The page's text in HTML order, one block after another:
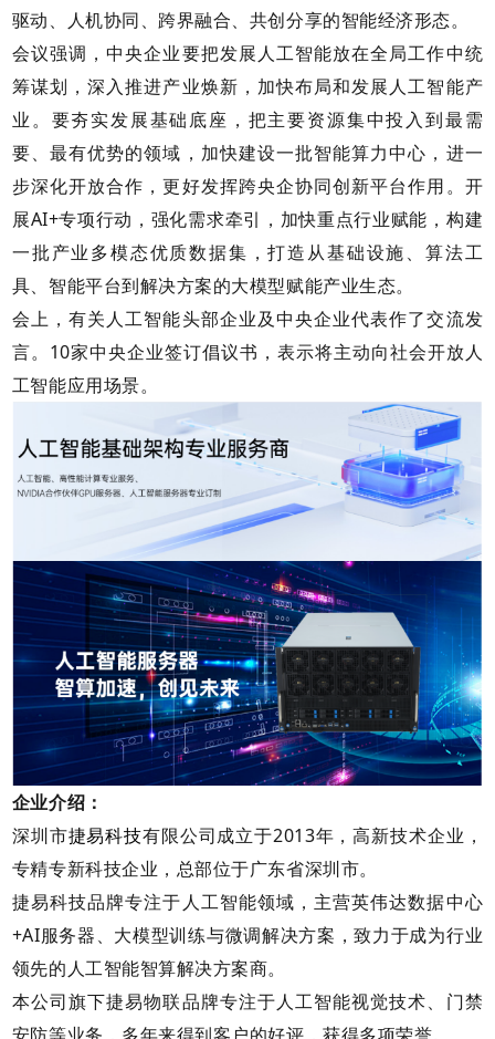
驱动、人机协同、跨界融合、共创分享的智能经济形态。
会议强调，中央企业要把发展人工智能放在全局工作中统
筹谋划，深入推进产业焕新，加快布局和发展人工智能产
业。要夯实发展基础底座，把主要资源集中投入到最需
要、最有优势的领域，加快建设一批智能算力中心，进一
步深化开放合作，更好发挥跨央企协同创新平台作用。开
展AI+专项行动，强化需求牵引，加快重点行业赋能，构建
一批产业多模态优质数据集，打造从基础设施、算法工
具、智能平台到解决方案的大模型赋能产业生态。
会上，有关人工智能头部企业及中央企业代表作了交流发
言。10家中央企业签订倡议书，表示将主动向社会开放人
工智能应用场景。
企业介绍：
深圳市捷易科技有限公司成立于2013年，高新技术企业，
专精专新科技企业，总部位于广东省深圳市。
捷易科技品牌专注于人工智能领域，主营英伟达数据中心
+AI服务器、大模型训练与微调解决方案，致力于成为行业
领先的人工智能智算解决方案商。
本公司旗下捷易物联品牌专注于人工智能视觉技术、门禁